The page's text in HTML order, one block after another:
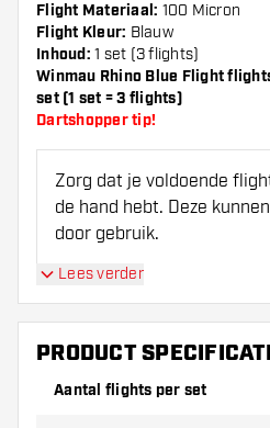
Flight Materiaal: 100 Micron
Flight Kleur: Blauw
Inhoud: 1 set (3 flights)
Winmau Rhino Blue Flight
set (1 set = 3 flights)
Dartshopper tip!
Zorg dat je voldoende
de hand hebt. Deze
door gebruik.
dikte van de flights om
welke variant het beste bij
Lees verder
PRODUCT
Aantal flights per set